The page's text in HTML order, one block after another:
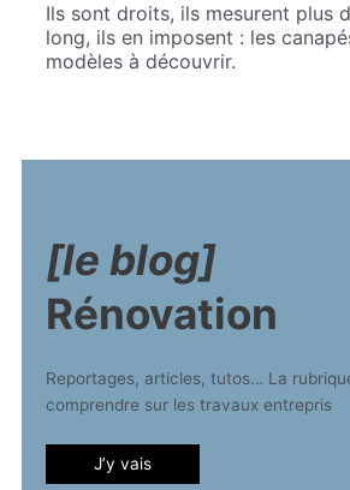
Ils sont droits, ils mesurent plus
long, ils en imposent : les
modèles à découvrir.
[le blog]
Rénovation
Reportages, articles, tutos… La
comprendre sur les travaux entrepris
J’y vais